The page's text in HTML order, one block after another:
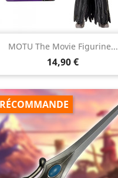
MOTU The Movie Figurine...
Prix
14,90 €
Aperçu rapide